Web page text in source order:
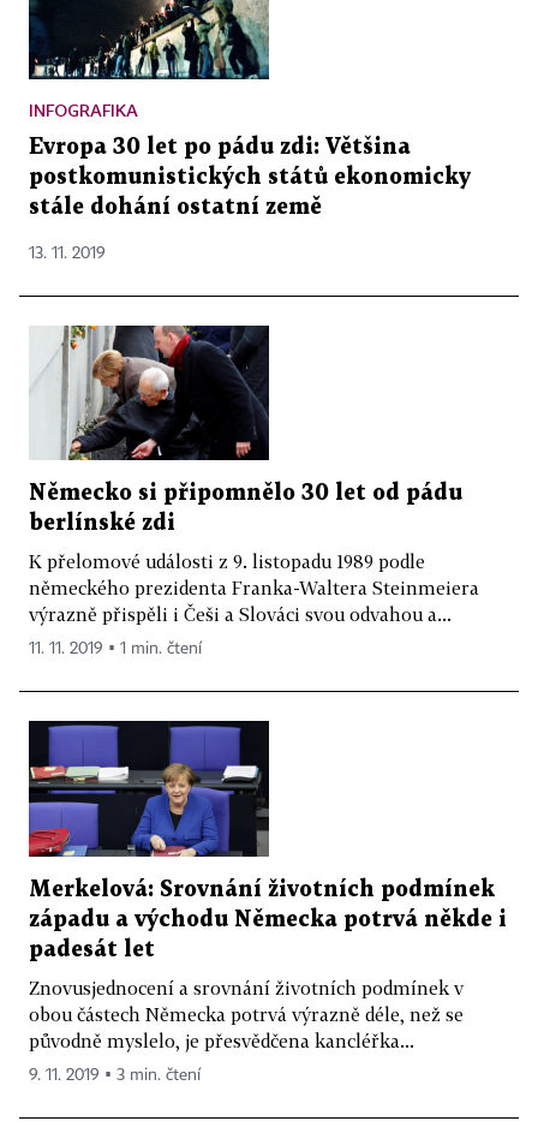
INFOGRAFIKA
Evropa 30 let po pádu zdi: Většina
postkomunistických států ekonomicky
stále dohání ostatní země
13. 11. 2019
Německo si připomnělo 30 let od pádu
berlínské zdi
K přelomové události z 9. listopadu 1989 podle
německého prezidenta Franka-Waltera Steinmeiera
výrazně přispěli i Češi a Slováci svou odvahou a...
11. 11. 2019 ▪ 1 min. čtení
Merkelová: Srovnání životních podmínek
západu a východu Německa potrvá někde i
padesát let
Znovusjednocení a srovnání životních podmínek v
obou částech Německa potrvá výrazně déle, než se
původně myslelo, je přesvědčena kancléřka...
9. 11. 2019 ▪ 3 min. čtení